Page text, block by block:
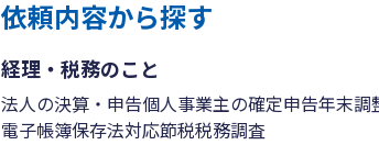
依頼内容から探す
経理・税務のこと
法人の決算・申告個人事業主の確定申告年末調
電子帳簿保存法対応節税税務調査